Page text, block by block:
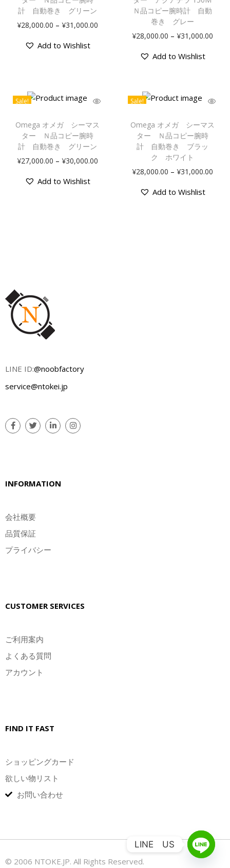
計 自動巻き グリーン
¥28,000.00 – ¥31,000.00
Add to Wishlist
Ｎ品コピー腕時計 自動
巻き グレー
¥28,000.00 – ¥31,000.00
Add to Wishlist
Sale!
Omega オメガ シーマス
ター Ｎ品コピー腕時
計 自動巻き グリーン
¥27,000.00 – ¥30,000.00
Add to Wishlist
Sale!
Omega オメガ シーマス
ター Ｎ品コピー腕時
計 自動巻き ブラッ
ク ホワイト
¥28,000.00 – ¥31,000.00
Add to Wishlist
LINE ID:@noobfactory
service@ntokei.jp
INFORMATION
会社概要
品質保証
プライバシー
CUSTOMER SERVICES
ご利用案内
よくある質問
アカウント
FIND IT FAST
ショッピングカード
欲しい物リスト
お問い合わせ
© 2006 NTOKE.JP. All Rights Reserved.
LINE US